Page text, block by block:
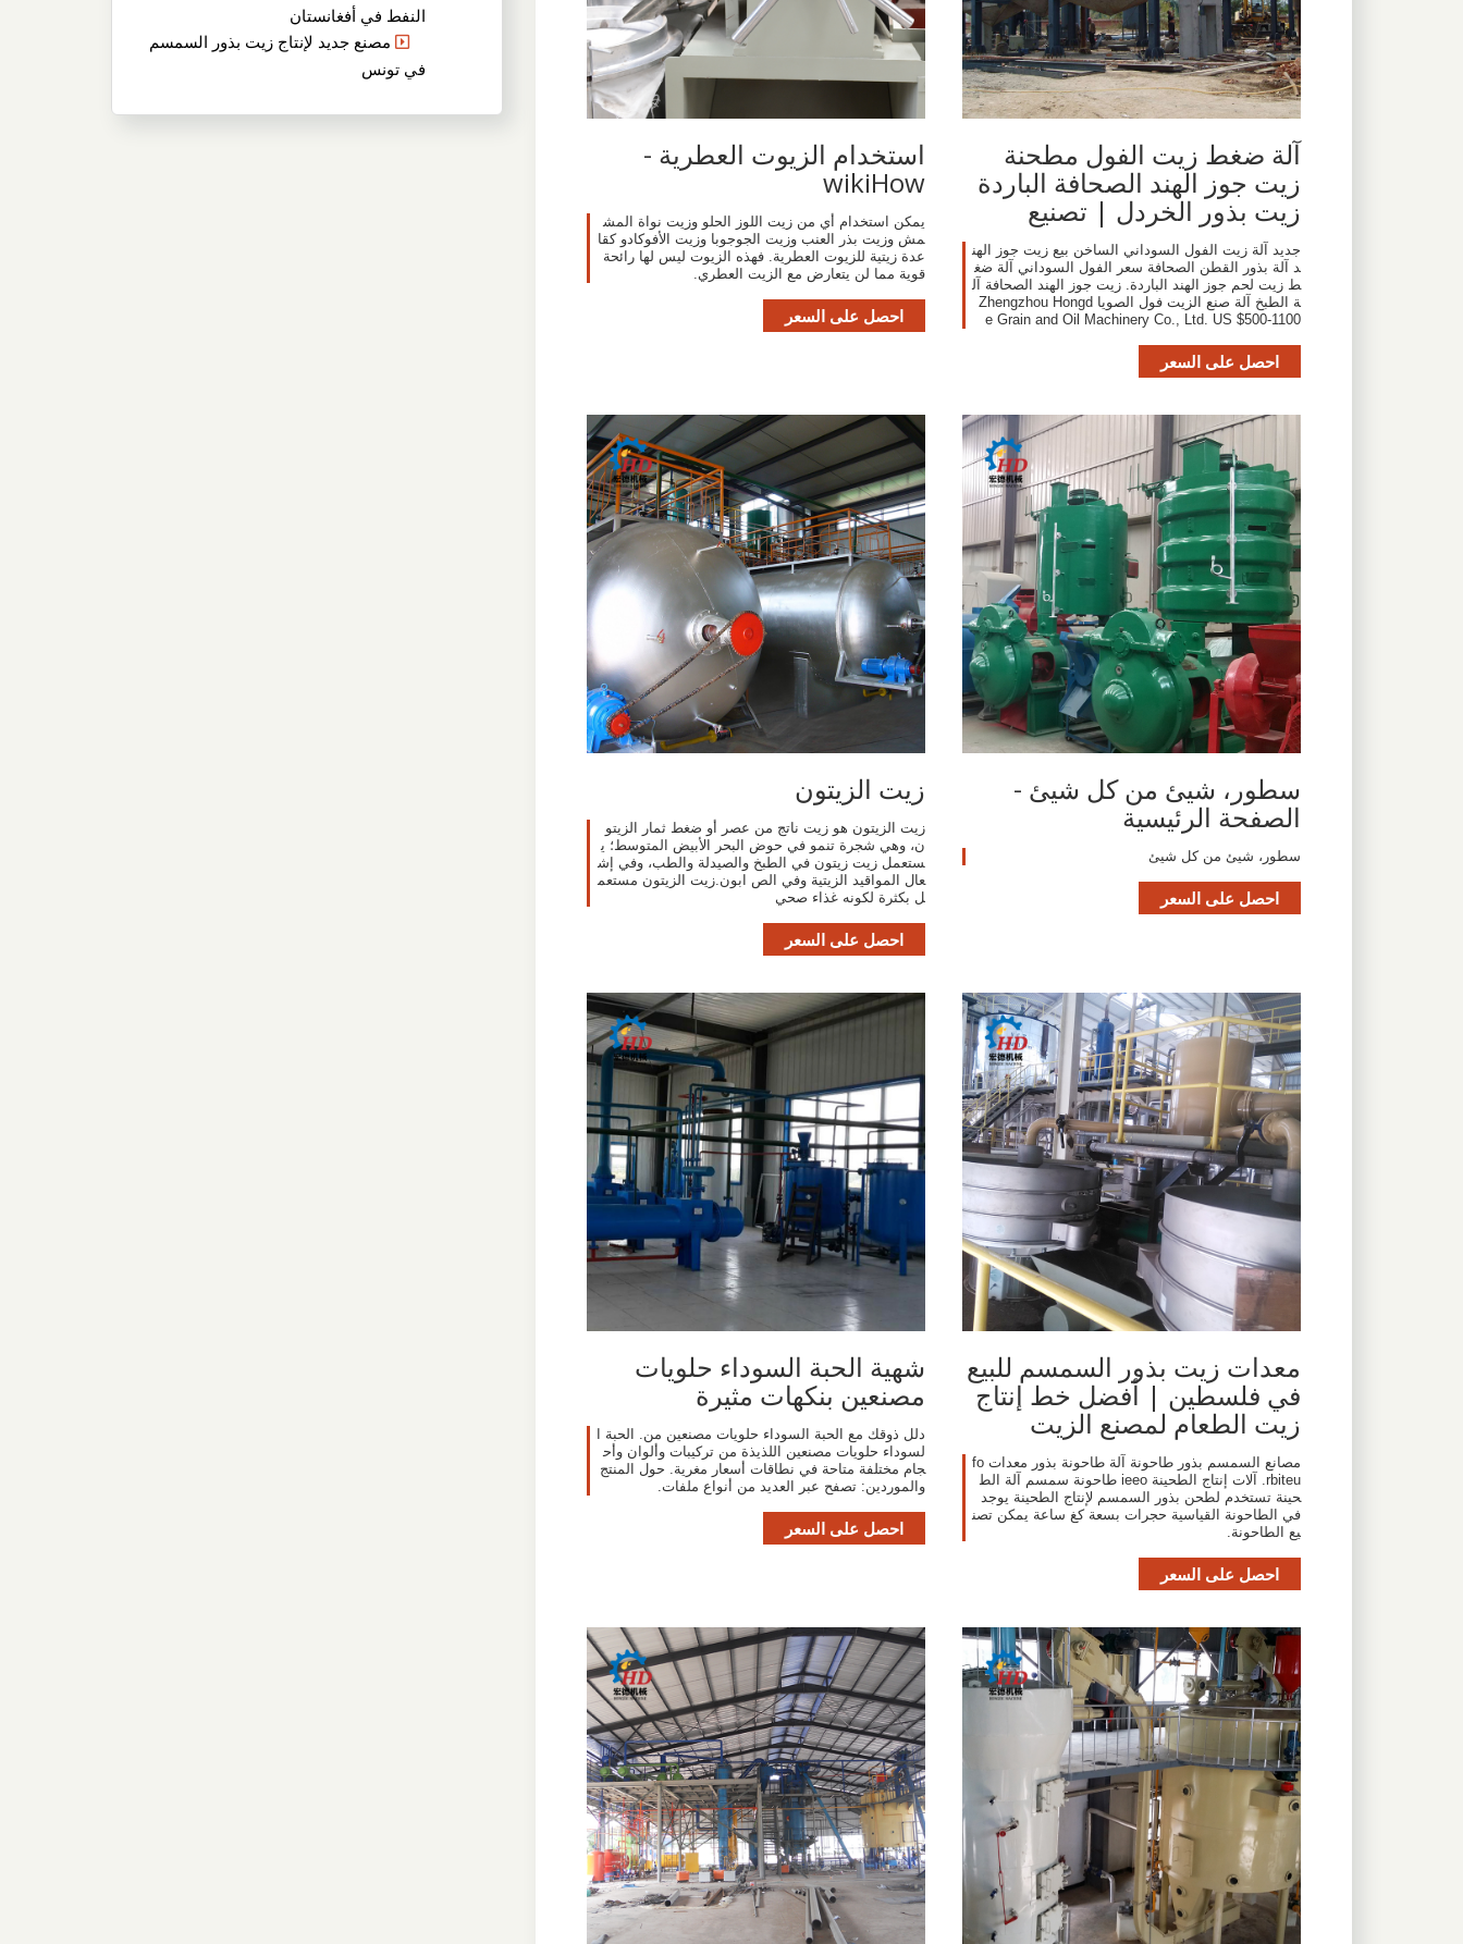
النفط في أفغانستان
مصنع جديد لإنتاج زيت بذور السمسم
في تونس
آلة ضغط زيت الفول مطحنة
زيت جوز الهند الصحافة الباردة
زيت بذور الخردل | تصنيع
جديد آلة زيت الفول السوداني الساخن بيع زيت جوز الهن
د آلة بذور القطن الصحافة سعر الفول السوداني آلة ضغ
ط زيت لحم جوز الهند الباردة. زيت جوز الهند الصحافة آل
ة الطبخ آلة صنع الزيت فول الصويا Zhengzhou Hongd
e Grain and Oil Machinery Co., Ltd. US $500-1100
احصل على السعر
استخدام الزيوت العطرية -
wikiHow
يمكن استخدام أي من زيت اللوز الحلو وزيت نواة المش
مش وزيت بذر العنب وزيت الجوجوبا وزيت الأفوكادو كقا
عدة زيتية للزيوت العطرية. فهذه الزيوت ليس لها رائحة
قوية مما لن يتعارض مع الزيت العطري.
احصل على السعر
سطور، شيئ من كل شيئ -
الصفحة الرئيسية
سطور، شيئ من كل شيئ
احصل على السعر
زيت الزيتون
زيت الزيتون هو زيت ناتج من عصر أو ضغط ثمار الزيتو
ن، وهي شجرة تنمو في حوض البحر الأبيض المتوسط؛ ي
ستعمل زيت زيتون في الطبخ والصيدلة والطب، وفي إش
عال المواقيد الزيتية وفي الص ابون.زيت الزيتون مستعم
ل بكثرة لكونه غذاء صحي
احصل على السعر
معدات زيت بذور السمسم للبيع
في فلسطين | أفضل خط إنتاج
زيت الطعام لمصنع الزيت
مصانع السمسم بذور طاحونة آلة طاحونة بذور معدات fo
rbiteu. آلات إنتاج الطحينة ieeo طاحونة سمسم آلة الط
حينة تستخدم لطحن بذور السمسم لإنتاج الطحينة يوجد
في الطاحونة القياسية حجرات بسعة كغ ساعة يمكن تصن
يع الطاحونة.
احصل على السعر
شهية الحبة السوداء حلويات
مصنعين بنكهات مثيرة
دلل ذوقك مع الحبة السوداء حلويات مصنعين من. الحبة ا
لسوداء حلويات مصنعين اللذيذة من تركيبات وألوان وأح
جام مختلفة متاحة في نطاقات أسعار مغرية. حول المنتج
والموردين: تصفح عبر العديد من أنواع ملفات.
احصل على السعر